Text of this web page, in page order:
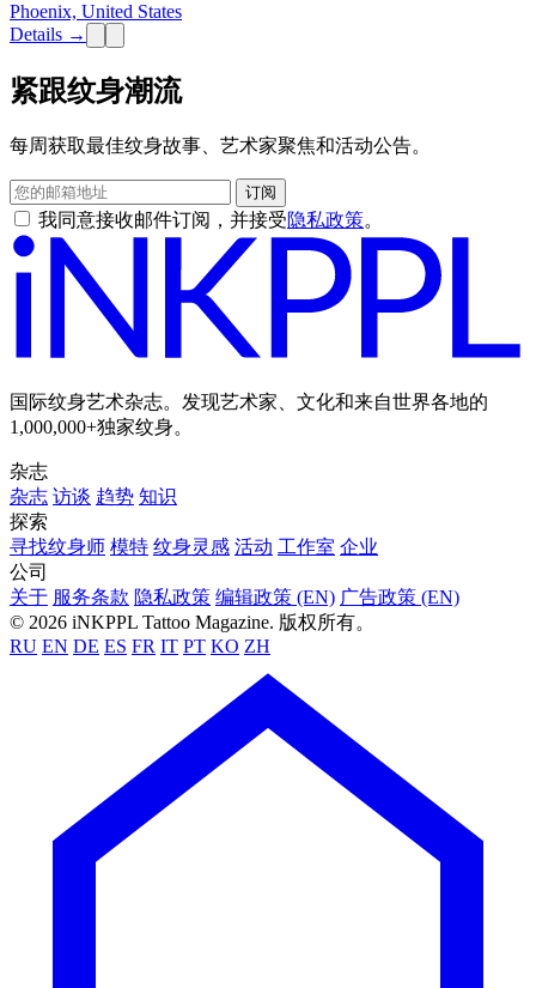
Phoenix, United States
Details →
紧跟纹身潮流
每周获取最佳纹身故事、艺术家聚焦和活动公告。
订阅
我同意接收邮件订阅，并接受隐私政策。
国际纹身艺术杂志。发现艺术家、文化和来自世界各地的
1,000,000+独家纹身。
杂志
杂志 访谈 趋势 知识
探索
寻找纹身师 模特 纹身灵感 活动 工作室 企业
公司
关于 服务条款 隐私政策 编辑政策 (EN) 广告政策 (EN)
© 2026 iNKPPL Tattoo Magazine. 版权所有。
RU EN DE ES FR IT PT KO ZH